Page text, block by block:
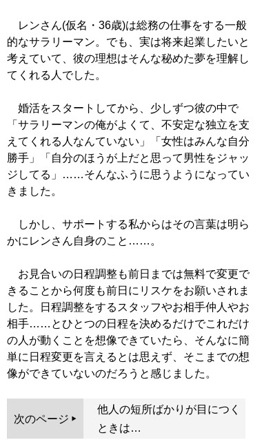
レンさん(仮名・36歳)は総務の仕事をする一般
的なサラリーマン。でも、実は将来起業したいと
考えていて、彼の理想はそんな秘めた夢を理解し
てくれる人でした。
婚活をスタートしてから、少しずつ彼の中で
「サラリーマンの俺がよくて、不安定な独立を支
えてくれる人なんていない」「女性はみんな自分
勝手」「自分のほうが上だと思って男性をジャッ
ジしてる」……そんなふうに思うようになってい
きました。
しかし、サポートする私からはその言葉は明ら
かにレンさん自身のこと……。
お見合いの日程調整も前日までは無料で変更で
きることから何度も前日にリスケをお願いされま
した。日程調整をするスタッフやお相手仲人やお
相手……とひとつの日程を決めるだけでこれだけ
の人が動くことを想像できていたら、そんなに簡
単に日程変更を言えるとは思えず、そこまでの想
像ができていないのだろうと感じました。
次のページ
他人の短所ばかりが目につく
ときは…